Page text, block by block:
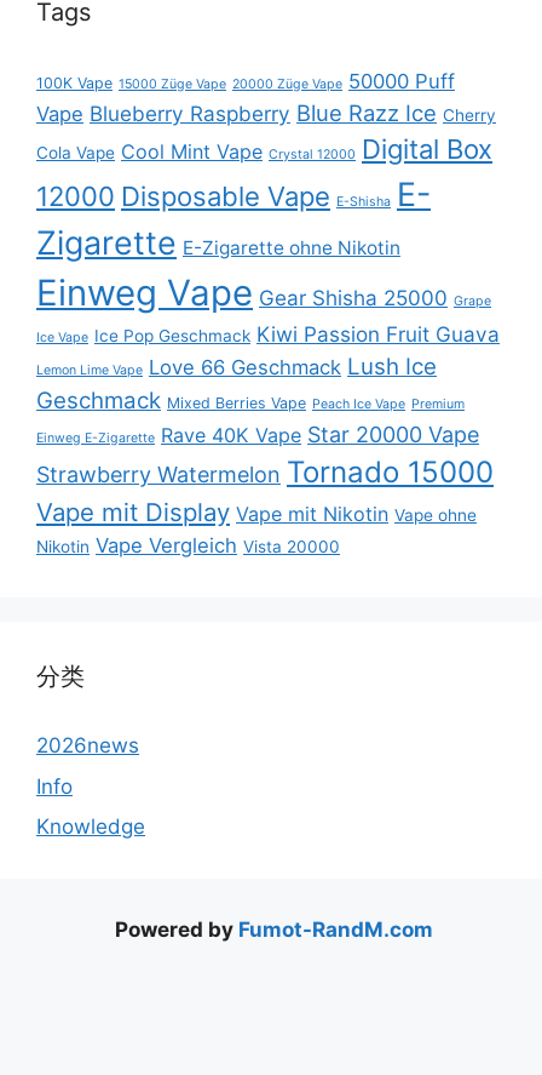
Tags
100K Vape 15000 Züge Vape 20000 Züge Vape 50000 Puff
Vape Blueberry Raspberry Blue Razz Ice Cherry
Cola Vape Cool Mint Vape Crystal 12000
Digital Box
12000 Disposable Vape E-Shisha E-
Zigarette E-Zigarette ohne Nikotin
Einweg Vape Gear Shisha 25000 Grape
Ice Vape Ice Pop Geschmack Kiwi Passion Fruit Guava
Lemon Lime Vape Love 66 Geschmack Lush Ice
Geschmack Mixed Berries Vape Peach Ice Vape Premium
Einweg E-Zigarette Rave 40K Vape Star 20000 Vape
Strawberry Watermelon Tornado 15000
Vape mit Display Vape mit Nikotin Vape ohne
Nikotin Vape Vergleich Vista 20000
分类
2026news
Info
Knowledge
Powered by Fumot-RandM.com